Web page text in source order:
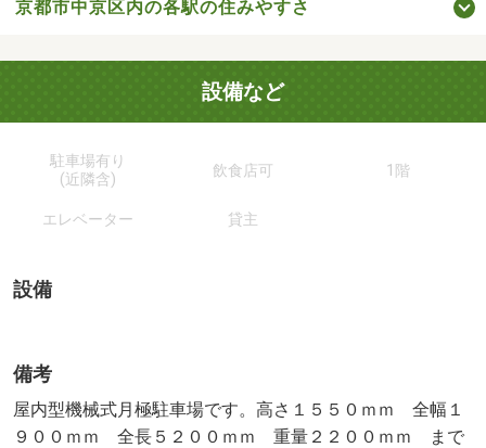
京都市中京区内の各駅の住みやすさ
設備など
駐車場有り
(近隣含)
飲食店可 1階
エレベーター 貸主
設備
備考
屋内型機械式月極駐車場です。高さ１５５０ｍｍ 全幅１
９００ｍｍ 全長５２００ｍｍ 重量２２００ｍｍ まで